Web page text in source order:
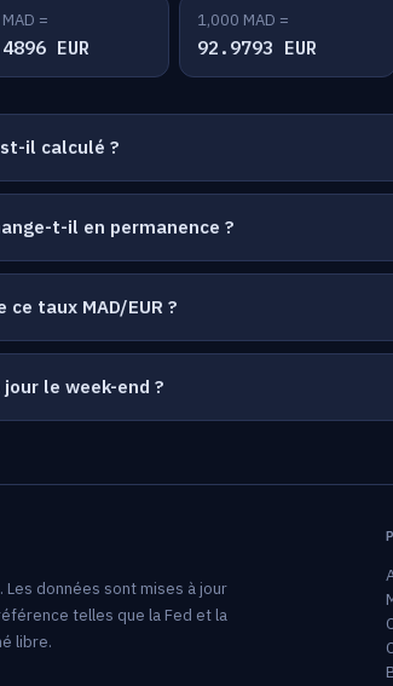
=
EUR
1,000 MAD =
92.9793 EUR
il calculé ?
t-il en permanence ?
taux MAD/EUR ?
le week-end ?
données sont mises à jour
telles que la Fed et la
libre.